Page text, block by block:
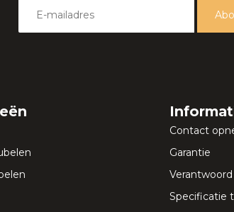
Contact
Garantie
Specificatie